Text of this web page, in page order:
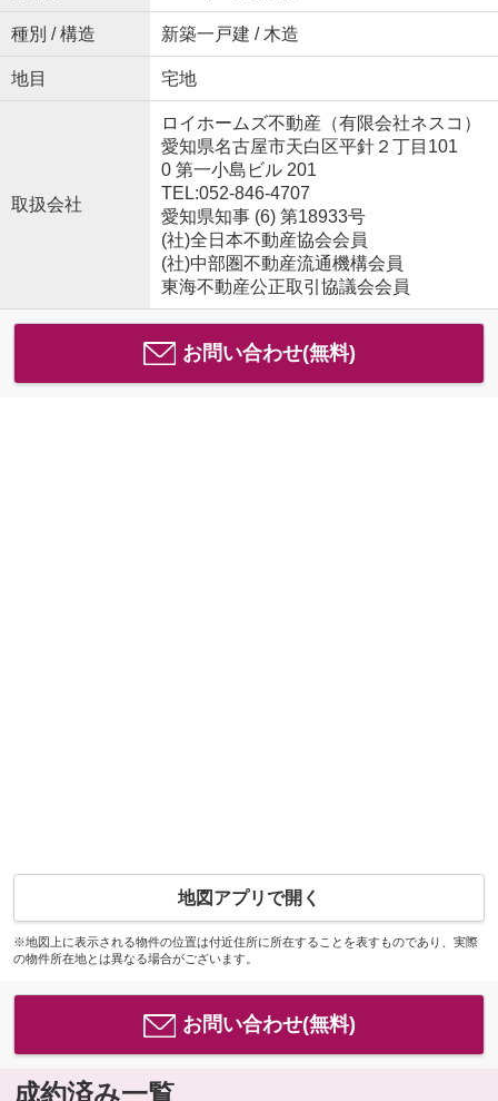
種別 / 構造 新築一戸建 / 木造
地目 宅地
取扱会社
ロイホームズ不動産（有限会社ネスコ）
愛知県名古屋市天白区平針２丁目101
0 第一小島ビル 201
TEL:052-846-4707
愛知県知事 (6) 第18933号
(社)全日本不動産協会会員
(社)中部圏不動産流通機構会員
東海不動産公正取引協議会会員
お問い合わせ(無料)
地図アプリで開く
※地図上に表示される物件の位置は付近住所に所在することを表すものであり、実際
の物件所在地とは異なる場合がございます。
お問い合わせ(無料)
成約済み一覧